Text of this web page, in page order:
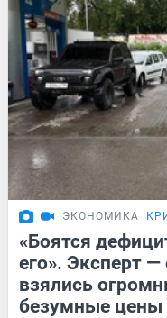
ЭКОНОМИКА
«Боятся
его». Эксперт —
взялись
безумные цены